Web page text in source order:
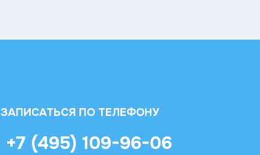
ЗАПИСАТЬСЯ ПО ТЕЛЕФОНУ
+7 (495) 109-96-06